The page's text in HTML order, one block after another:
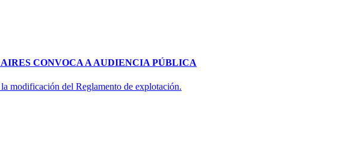
CONVOCA A AUDIENCIA PÚBLICA
modificación del Reglamento de explotación.